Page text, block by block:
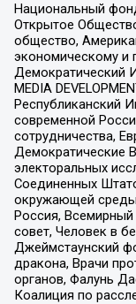
Национальный
Открытое
общество,
экономическому и
Демократический
MEDIA
Республиканский
современной
сотрудничества,
Демократические
электоральных
Соединенных
окружающей среды
Россия, Всемирный
совет, Человек в
Джеймстаунский
дракона, Врачи
органов, Фалунь
Коалиция по